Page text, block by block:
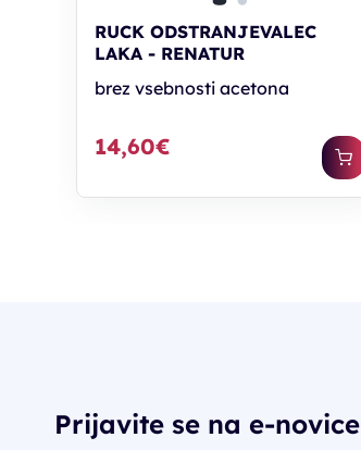
RUCK ODSTRANJEVALEC
LAKA - RENATUR
brez vsebnosti acetona
14,60€
Prijavite se na e-novice